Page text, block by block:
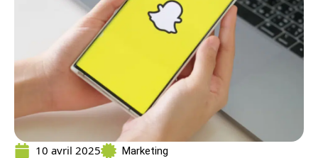
10 avril 2025 Marketing